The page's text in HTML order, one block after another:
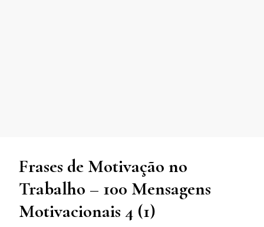
Frases de Motivação no
Trabalho – 100 Mensagens
Motivacionais 4 (1)